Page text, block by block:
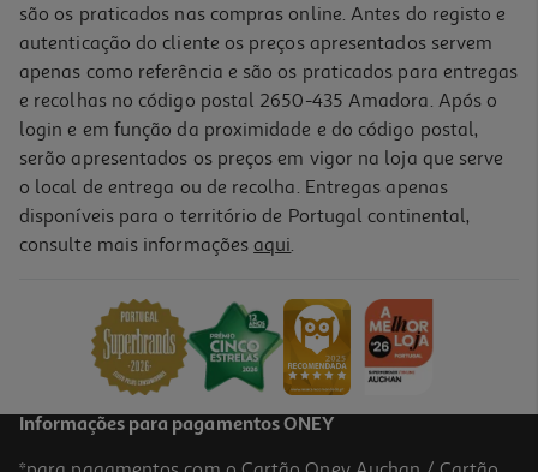
-10%
Livro Eu Quero Isso Já! De A.p. Hernández
PVP de editor
10,71 €
são os praticados nas compras online. Antes do registo e
autenticação do cliente os preços apresentados servem
apenas como referência e são os praticados para entregas
e recolhas no código postal 2650-435 Amadora. Após o
login e em função da proximidade e do código postal,
serão apresentados os preços em vigor na loja que serve
o local de entrega ou de recolha. Entregas apenas
disponíveis para o território de Portugal continental,
consulte mais informações aqui.
Informações para pagamentos ONEY